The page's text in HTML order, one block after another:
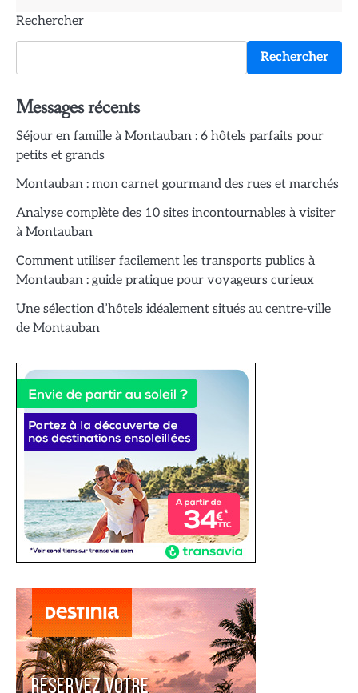
Rechercher
Rechercher
Messages récents
Séjour en famille à Montauban : 6 hôtels parfaits pour
petits et grands
Montauban : mon carnet gourmand des rues et marchés
Analyse complète des 10 sites incontournables à visiter
à Montauban
Comment utiliser facilement les transports publics à
Montauban : guide pratique pour voyageurs curieux
Une sélection d’hôtels idéalement situés au centre-ville
de Montauban